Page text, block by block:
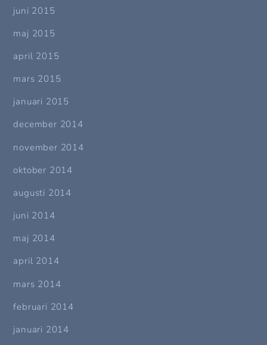
juni 2015
maj 2015
april 2015
mars 2015
januari 2015
december 2014
november 2014
oktober 2014
augusti 2014
juni 2014
maj 2014
april 2014
mars 2014
februari 2014
januari 2014